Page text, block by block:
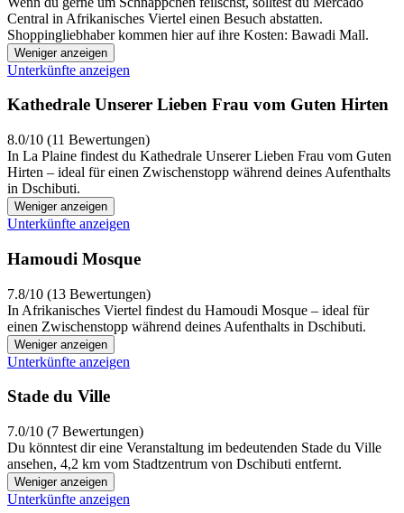
Central in Afrikanisches Viertel einen Besuch abstatten.
Shoppingliebhaber kommen hier auf ihre Kosten: Bawadi Mall.
Weniger anzeigen
Unterkünfte anzeigen
Kathedrale Unserer Lieben Frau vom Guten Hirten
8.0/10 (11 Bewertungen)
In La Plaine findest du Kathedrale Unserer Lieben Frau vom Guten
Hirten – ideal für einen Zwischenstopp während deines Aufenthalts
in Dschibuti.
Weniger anzeigen
Unterkünfte anzeigen
Hamoudi Mosque
7.8/10 (13 Bewertungen)
In Afrikanisches Viertel findest du Hamoudi Mosque – ideal für
einen Zwischenstopp während deines Aufenthalts in Dschibuti.
Weniger anzeigen
Unterkünfte anzeigen
Stade du Ville
7.0/10 (7 Bewertungen)
Du könntest dir eine Veranstaltung im bedeutenden Stade du Ville
ansehen, 4,2 km vom Stadtzentrum von Dschibuti entfernt.
Weniger anzeigen
Unterkünfte anzeigen